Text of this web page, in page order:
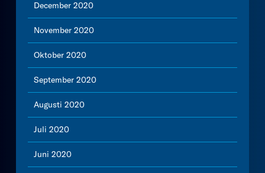
December 2020
November 2020
Oktober 2020
September 2020
Augusti 2020
Juli 2020
Juni 2020